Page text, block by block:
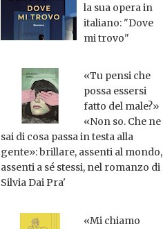
la sua opera in
italiano: "Dove
mi trovo"
«Tu pensi che
possa essersi
fatto del male?»
«Non so. Che ne
sai di cosa passa in testa alla
gente»: brillare, assenti al mondo,
assenti a sé stessi, nel romanzo di
Silvia Dai Pra'
«Mi chiamo